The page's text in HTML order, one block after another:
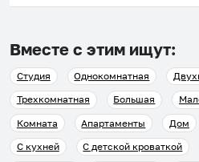
Вместе с этим ищут:
Студия Однокомнатная
Трехкомнатная
Большая
Комната
Апартаменты Дом
С кухней
С детской кроваткой